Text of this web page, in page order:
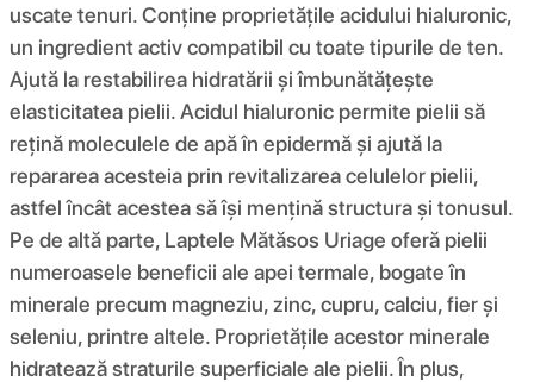
uscate tenuri. Conține proprietățile acidului hialuronic,
un ingredient activ compatibil cu toate tipurile de ten.
Ajută la restabilirea hidratării și îmbunătățește
elasticitatea pielii. Acidul hialuronic permite pielii să
rețină moleculele de apă în epidermă și ajută la
repararea acesteia prin revitalizarea celulelor pielii,
astfel încât acestea să își mențină structura și tonusul.
Pe de altă parte, Laptele Mătăsos Uriage oferă pielii
numeroasele beneficii ale apei termale, bogate în
minerale precum magneziu, zinc, cupru, calciu, fier și
seleniu, printre altele. Proprietățile acestor minerale
hidratează straturile superficiale ale pielii. În plus,